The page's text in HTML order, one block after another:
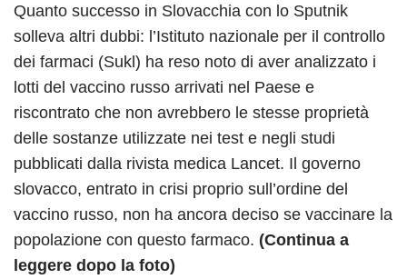
Quanto successo in Slovacchia con lo Sputnik
solleva altri dubbi: l’Istituto nazionale per il controllo
dei farmaci (Sukl) ha reso noto di aver analizzato i
lotti del vaccino russo arrivati nel Paese e
riscontrato che non avrebbero le stesse proprietà
delle sostanze utilizzate nei test e negli studi
pubblicati dalla rivista medica Lancet. Il governo
slovacco, entrato in crisi proprio sull’ordine del
vaccino russo, non ha ancora deciso se vaccinare la
popolazione con questo farmaco. (Continua a
leggere dopo la foto)